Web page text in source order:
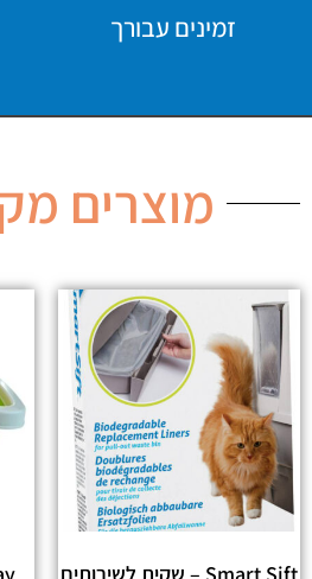
זמינים עבורך
מוצרים